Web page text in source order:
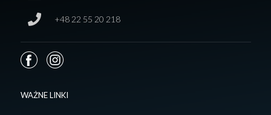
+48 22 55 20 218
WAŻNE LINKI